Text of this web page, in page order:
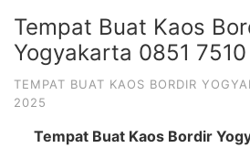
Tempat Buat Kaos
Yogyakarta 0851
TEMPAT BUAT KAOS BORDIR
2025
Tempat Buat Kaos Bordir